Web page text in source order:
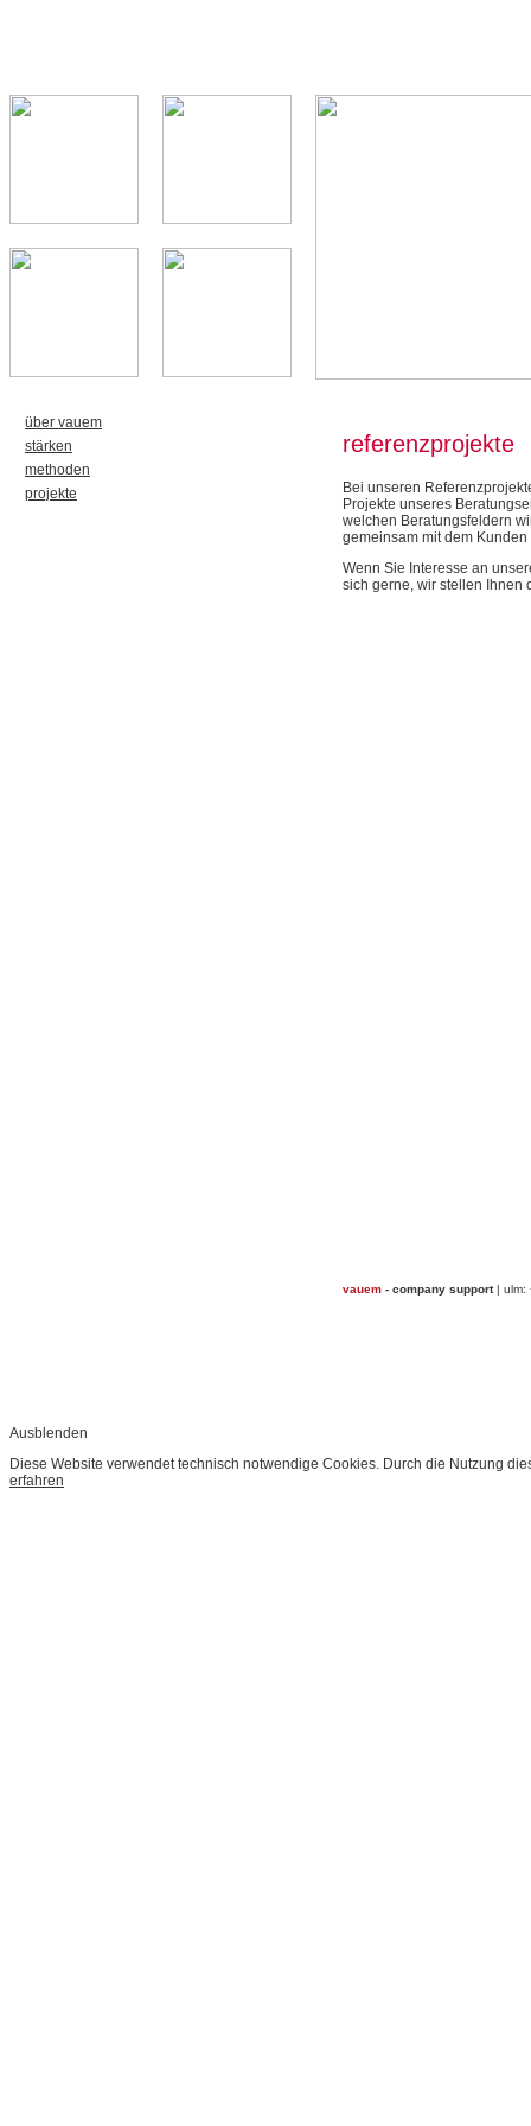
über vauem
stärken
methoden
projekte
referenzprojekte
Bei unseren
Projekte unseres
welchen Beratungsfeldern
gemeinsam mit dem
Wenn Sie Interesse an
sich gerne, wir stellen Ihnen
vauem - company support| ulm:
Ausblenden
Diese Website verwendet technisch notwendige Cookies. Durch die Nutzung
erfahren